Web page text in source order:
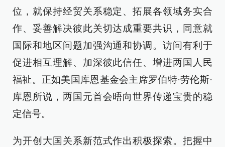
位，就保持经贸关系稳定、拓展各领域务实合
作、妥善解决彼此关切达成重要共识，同意就
国际和地区问题加强沟通和协调。访问有利于
促进相互理解、加深彼此信任、增进两国人民
福祉。正如美国库恩基金会主席罗伯特·劳伦斯·
库恩所说，两国元首会晤向世界传递宝贵的稳
定信号。
为开创大国关系新范式作出积极探索。把握中